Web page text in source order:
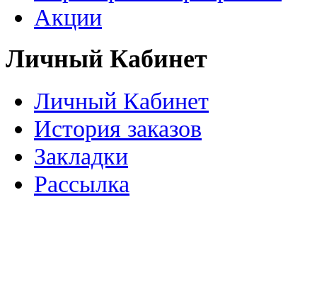
Акции
Личный Кабинет
Личный Кабинет
История заказов
Закладки
Рассылка